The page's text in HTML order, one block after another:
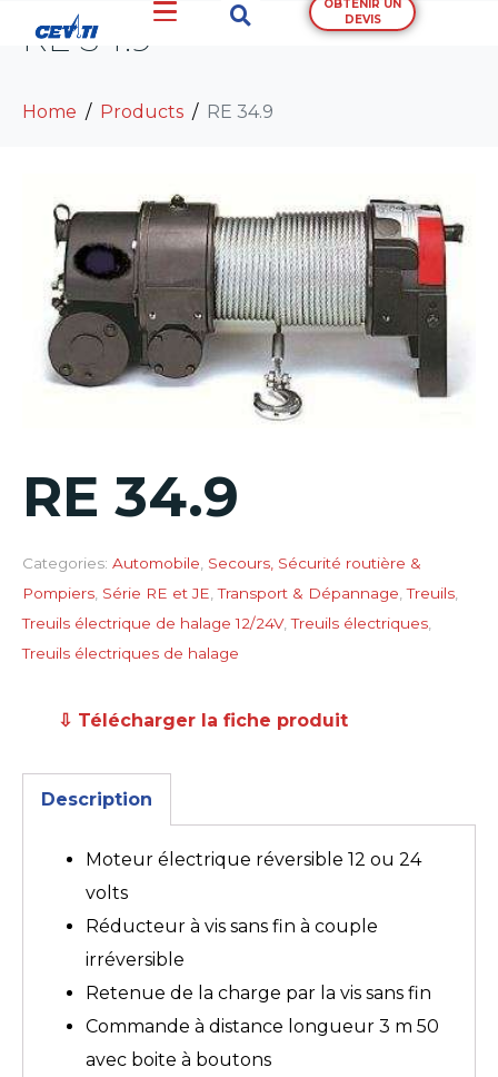
OBTENIR UN
DEVIS
RE 34.9
Home Products RE 34.9
RE 34.9
Categories: Automobile, Secours, Sécurité routière &
Pompiers, Série RE et JE,Transport & Dépannage,Treuils,
Treuils électrique de halage 12/24V,Treuils électriques,
Treuils électriques de halage
⇩ Télécharger la fiche produit
Description
Moteur électrique réversible 12 ou 24
volts
Réducteur à vis sans fin à couple
irréversible
Retenue de la charge par la vis sans fin
Commande à distance longueur 3 m 50
avec boite à boutons